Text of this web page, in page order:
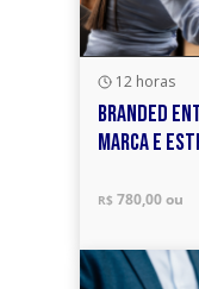
12 horas
BRANDED
MARCA E
R$ 780,00 ou